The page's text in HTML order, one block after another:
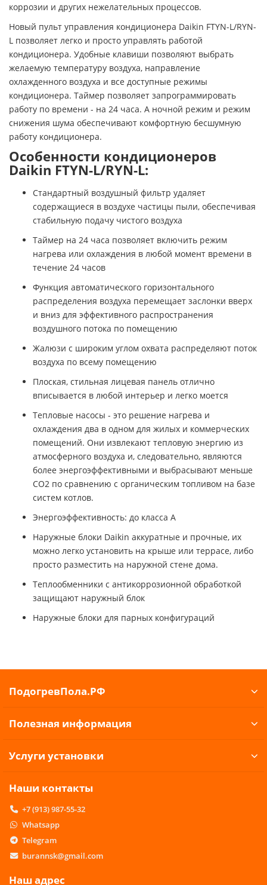
коррозии и других нежелательных процессов.
Новый пульт управления кондиционера Daikin FTYN-L/RYN-
L позволяет легко и просто управлять работой
кондиционера. Удобные клавиши позволяют выбрать
желаемую температуру воздуха, направление
охлажденного воздуха и все доступные режимы
кондиционера. Таймер позволяет запрограммировать
работу по времени - на 24 часа. А ночной режим и режим
снижения шума обеспечивают комфортную бесшумную
работу кондиционера.
Особенности кондиционеров
Daikin FTYN-L/RYN-L:
Стандартный воздушный фильтр удаляет
содержащиеся в воздухе частицы пыли, обеспечивая
стабильную подачу чистого воздуха
Таймер на 24 часа позволяет включить режим
нагрева или охлаждения в любой момент времени в
течение 24 часов
Функция автоматического горизонтального
распределения воздуха перемещает заслонки вверх
и вниз для эффективного распространения
воздушного потока по помещению
Жалюзи с широким углом охвата распределяют поток
воздуха по всему помещению
Плоская, стильная лицевая панель отлично
вписывается в любой интерьер и легко моется
Тепловые насосы - это решение нагрева и
охлаждения два в одном для жилых и коммерческих
помещений. Они извлекают тепловую энергию из
атмосферного воздуха и, следовательно, являются
более энергоэффективными и выбрасывают меньше
CO2 по сравнению с органическим топливом на базе
систем котлов.
Энергоэффективность: до класса A
Наружные блоки Daikin аккуратные и прочные, их
можно легко установить на крыше или террасе, либо
просто разместить на наружной стене дома.
Теплообменники с антикоррозионной обработкой
защищают наружный блок
Наружные блоки для парных конфигураций
ПодогревПола.РФ
Полезная информация
Услуги установки
Наши контакты
+7 (913) 987-55-32
Whatsapp
Telegram
burannsk@gmail.com
Наш адрес